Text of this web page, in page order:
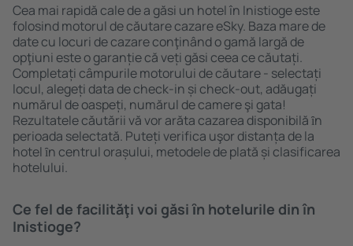
Cea mai rapidă cale de a găsi un hotel în Inistioge este
folosind motorul de căutare cazare eSky. Baza mare de
date cu locuri de cazare conţinând o gamă largă de
opţiuni este o garanție că veți găsi ceea ce căutați.
Completați câmpurile motorului de căutare - selectați
locul, alegeți data de check-in și check-out, adăugați
numărul de oaspeți, numărul de camere şi gata!
Rezultatele căutării vă vor arăta cazarea disponibilă ȋn
perioada selectată. Puteți verifica uşor distanța de la
hotel ȋn centrul orașului, metodele de plată și clasificarea
hotelului.
Ce fel de facilităţi voi găsi ȋn hotelurile din în
Inistioge?